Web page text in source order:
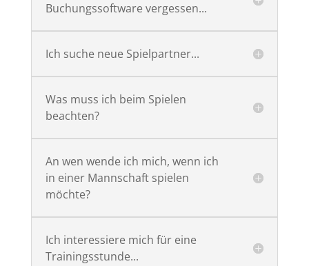
Buchungssoftware vergessen...
Ich suche neue Spielpartner...
Was muss ich beim Spielen
beachten?
An wen wende ich mich, wenn ich
in einer Mannschaft spielen
möchte?
Ich interessiere mich für eine
Trainingsstunde...